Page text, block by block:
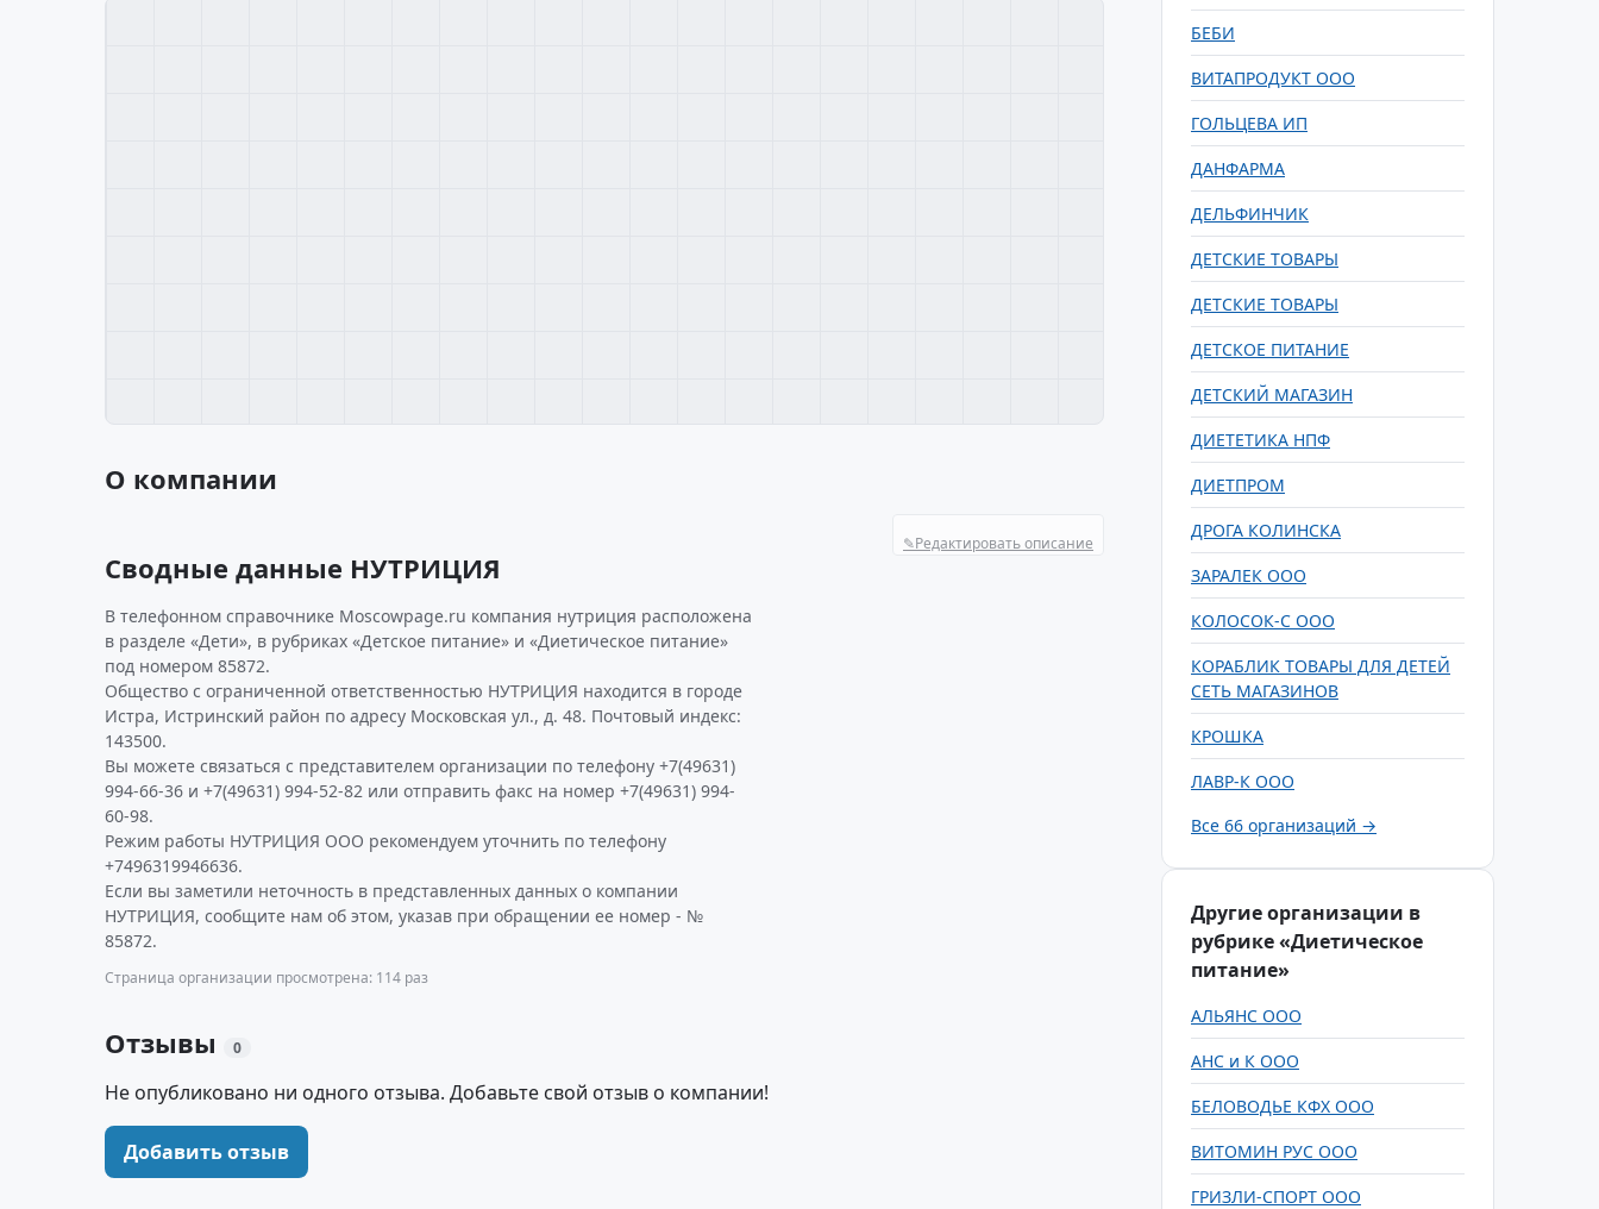
О компании
✎Редактировать описание
Сводные данные НУТРИЦИЯ
В телефонном справочнике Moscowpage.ru компания нутриция расположена
в разделе «Дети», в рубриках «Детское питание» и «Диетическое питание»
под номером 85872.
Общество с ограниченной ответственностью НУТРИЦИЯ находится в городе
Истра, Истринский район по адресу Московская ул., д. 48. Почтовый индекс:
143500.
Вы можете связаться с представителем организации по телефону +7(49631)
994-66-36 и +7(49631) 994-52-82 или отправить факс на номер +7(49631) 994-
60-98.
Режим работы НУТРИЦИЯ ООО рекомендуем уточнить по телефону
+7496319946636.
Если вы заметили неточность в представленных данных о компании
НУТРИЦИЯ, сообщите нам об этом, указав при обращении ее номер - №
85872.
Страница организации просмотрена: 114 раз
Отзывы 0
Не опубликовано ни одного отзыва. Добавьте свой отзыв о компании!
Добавить отзыв
БЕБИ
ВИТАПРОДУКТ ООО
ГОЛЬЦЕВА ИП
ДАНФАРМА
ДЕЛЬФИНЧИК
ДЕТСКИЕ ТОВАРЫ
ДЕТСКИЕ ТОВАРЫ
ДЕТСКОЕ ПИТАНИЕ
ДЕТСКИЙ МАГАЗИН
ДИЕТЕТИКА НПФ
ДИЕТПРОМ
ДРОГА КОЛИНСКА
ЗАРАЛЕК ООО
КОЛОСОК-С ООО
КОРАБЛИК ТОВАРЫ ДЛЯ ДЕТЕЙ
СЕТЬ МАГАЗИНОВ
КРОШКА
ЛАВР-К ООО
Все 66 организаций →
Другие организации в
рубрике «Диетическое
питание»
АЛЬЯНС ООО
АНС и К ООО
БЕЛОВОДЬЕ КФХ ООО
ВИТОМИН РУС ООО
ГРИЗЛИ-СПОРТ ООО